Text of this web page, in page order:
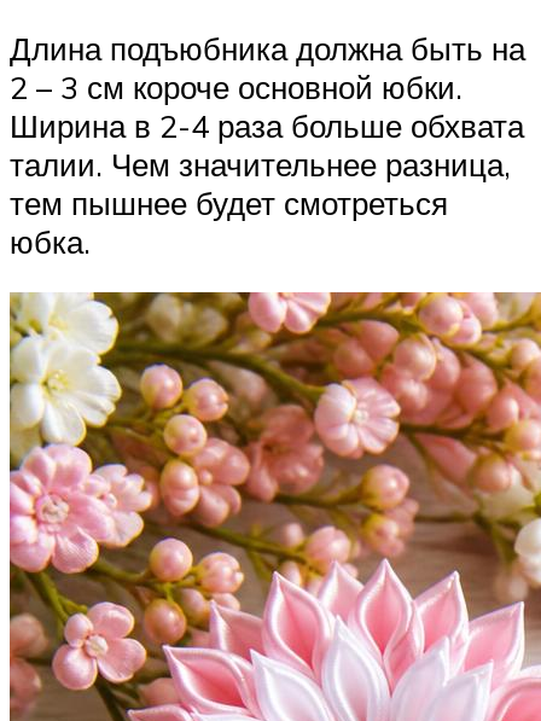
Длина подъюбника должна быть на
2 – 3 см короче основной юбки.
Ширина в 2-4 раза больше обхвата
талии. Чем значительнее разница,
тем пышнее будет смотреться
юбка.